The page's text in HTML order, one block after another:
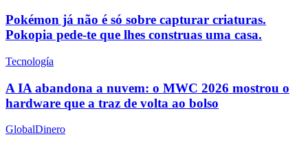
Pokémon já não é só sobre capturar criaturas.
Pokopia pede-te que lhes construas uma casa.
Tecnología
A IA abandona a nuvem: o MWC 2026 mostrou o
hardware que a traz de volta ao bolso
GlobalDinero